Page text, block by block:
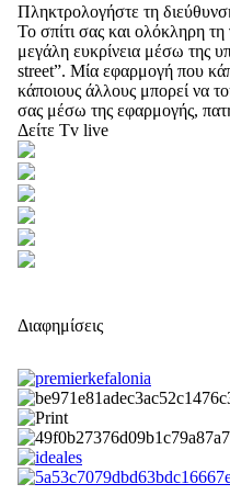
Πληκτρολογήστε τη
Το σπίτι σας και ολόκληρη τη
μεγάλη ευκρίνεια μέσω της
street”. Μία εφαρμογή που
κάποιους άλλους μπορεί να
σας μέσω της εφαρμογής,
Δείτε Tv live
Διαφημίσεις